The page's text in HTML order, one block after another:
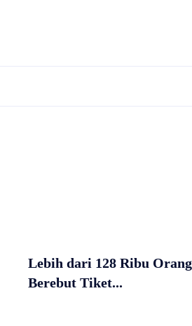
Lebih dari 128 Ribu Orang
Berebut Tiket...